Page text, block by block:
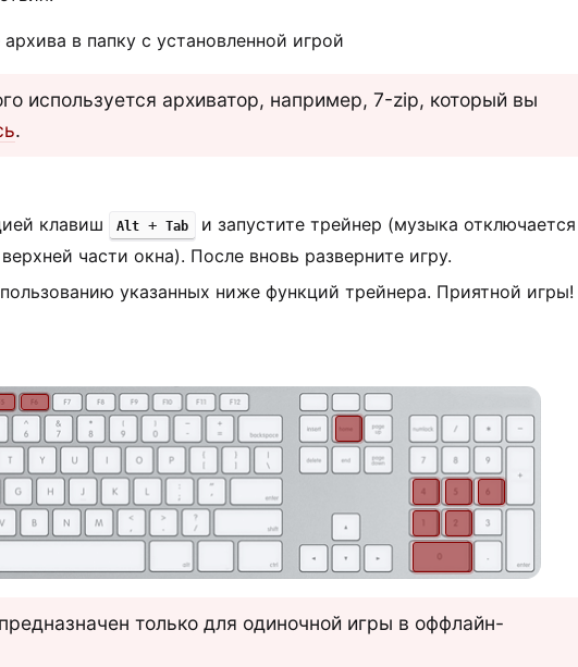
в папку с установленной игрой
используется архиватор, например, 7-zip, который вы
.
клавиш
Alt +Tab
и запустите трейнер (музыка отключается
части окна). После вновь разверните игру.
указанных ниже функций трейнера. Приятной игры!
только для одиночной игры в оффлайн-